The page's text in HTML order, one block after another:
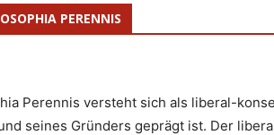
PERENNIS
Perennis versteht sich als liberal-
seines Gründers geprägt ist. Der